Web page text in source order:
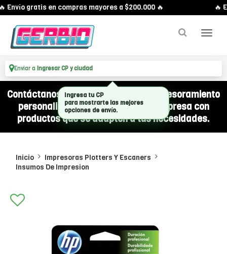
Envío gratis en compras mayores a $200.000 🔥 🔥
Enviar a Ingresar CP y ciudad
Contáctanos por WhatsApp y recibí asesoramiento
personalizado para equipar a tu empresa con
productos que se adapten a tus necesidades.
Inicio
Impresoras Plotters Y Escaners
Insumos De Impresion
Ingresa tu CP
para mostrarte las mejores
opciones de envío.